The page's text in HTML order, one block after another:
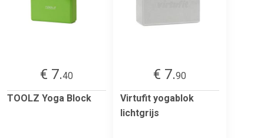
€ 7.40
TOOLZ Yoga Block
€ 7.90
Virtufit yogablok
lichtgrijs